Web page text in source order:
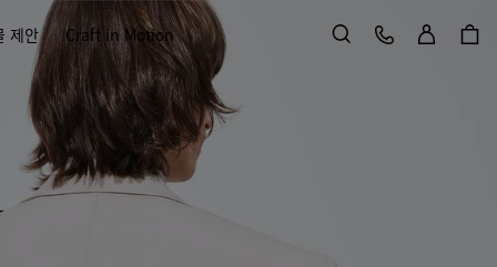
제안 Craft in Motion 검색
로그인